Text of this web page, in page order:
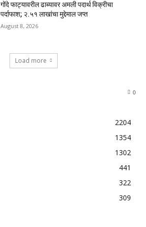
गोंदे फाट्यावरील ढाब्यावर अमली पदार्थ विक्रीचा
पर्दाफाश; २.५१ लाखांचा मुद्देमाल जप्त
August 8, 2026
Load more
0
2204
1354
1302
441
322
309